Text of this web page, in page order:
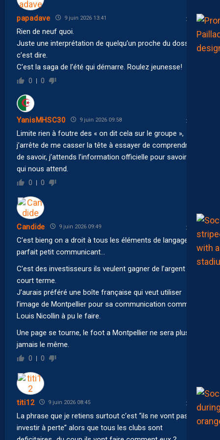
papadave 9 juin 2026 13:41
Rien de neuf quoi.
Juste une interprétation de quelqu’un proche du dossier,
c’est dire.
C’est la saga de l’été qui démarre. Roulez jeunesse!
0 0
YanisMHSC30 9 juin 2026 09:58
Limite rien à foutre des « on dit cela sur le groupe »,
j’arrête de me casser la tête à essayer de comprendre ou
de savoir, j’attends l’information officielle pour savoir ce
qui nous attend.
0 0
Candide 9 juin 2026 09:49
C’est bieng on a droit à tous les éléments de langage du
parfait petit communicant…
C’est des investisseurs ils veulent gagner de l’argent à
court terme.
J’aurais préféré une boîte française qui veut utiliser
l’image de Montpellier pour sa communication comme
Louis Nicollin à pu le faire.
Une page se tourne, le foot a Montpellier ne sera plus
jamais le même.
0 0
titi12 9 juin 2026 08:45
La phrase que je retiens surtout c’est “ils ne vont pas
investir à perte” alors que tous les clubs sont